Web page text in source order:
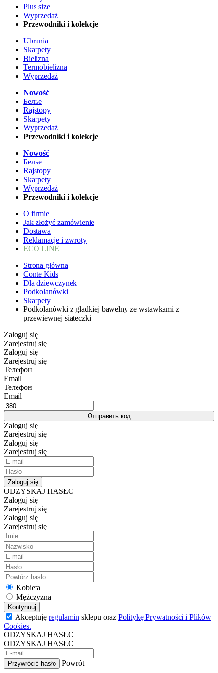
Plus size
Wyprzedaż
Przewodniki i kolekcje
Ubrania
Skarpety
Bielizna
Termobielizna
Wyprzedaż
Nowość
Белье
Rajstopy
Skarpety
Wyprzedaż
Przewodniki i kolekcje
Nowość
Белье
Rajstopy
Skarpety
Wyprzedaż
Przewodniki i kolekcje
O firmie
Jak złożyć zamówienie
Dostawa
Reklamacje i zwroty
ECO LINE
Strona główna
Conte Kids
Dla dziewczynek
Podkolanówki
Skarpety
Podkolanówki z gładkiej bawełny ze wstawkami z
przewiewnej siateczki
Zaloguj się
Zarejestruj się
Zaloguj się
Zarejestruj się
Телефон
Email
Телефон
Email
Отправить код
Zaloguj się
Zarejestruj się
Zaloguj się
Zarejestruj się
Zaloguj się
ODZYSKAJ HASŁO
Zaloguj się
Zarejestruj się
Zaloguj się
Zarejestruj się
Kobieta
Mężczyzna
Kontynuuj
Akceptuję regulamin sklepu oraz Politykę Prywatności i Plików
Cookies.
ODZYSKAJ HASŁO
ODZYSKAJ HASŁO
Przywrócić hasło
Powrót